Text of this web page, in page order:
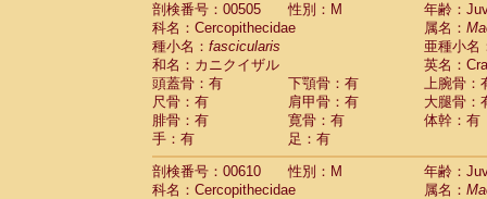
剖検番号：00505
性別：M
年齢：
科名：Cercopithecidae
属名：
種小名： fascicularis
亜種小名
和名：カニクイザル
英名：
頭蓋骨：有
下顎骨：有
上腕骨：
尺骨：有
肩甲骨：有
大腿骨：
腓骨：有
寛骨：有
体幹：有
手：有
足：有
剖検番号：00610
性別：M
年齢：
科名：Cercopithecidae
属名：